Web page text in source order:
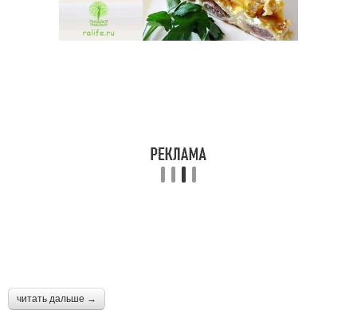
читать дальше →